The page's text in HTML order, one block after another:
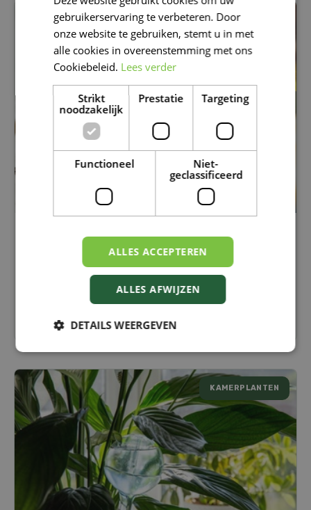
KRUIDEN DROGEN EN BEWAREN: GENIET
OOK LATER NOG VAN JE TUIN
Kruiden over?Ontdek hoe je ze eenvoudig droogt
en bewaart, zodat je ook in de herfst en winter
geniet van verse smaken uit eigen tuin.
Lees meer...
KAMERPLANTEN
gebruikerservaring te verbeteren. Door
onze website te gebruiken, stemt u in met
alle cookies in overeenstemming met ons
Cookiebeleid. Lees verder
Strikt
noodzakelijk
Prestatie Targeting
Functioneel
Niet-
geclassificeerd
ALLES ACCEPTEREN
ALLES AFWIJZEN
DETAILS WEERGEVEN